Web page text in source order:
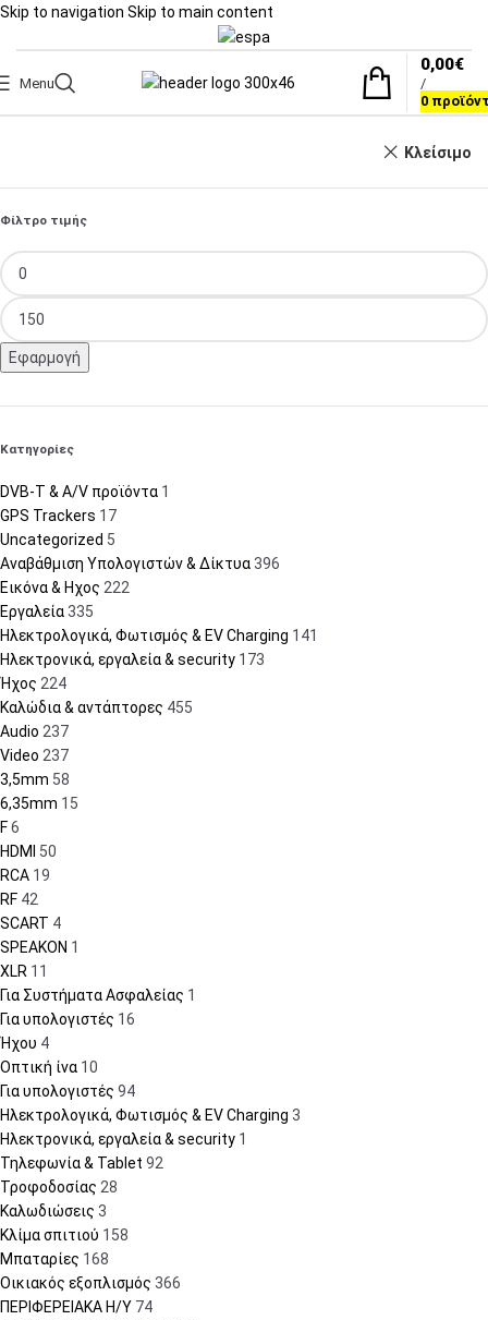
Skip to navigation Skip to main content
Menu
0
/
0,00€
Κλείσιμο
Φίλτρο τιμής
Εφαρμογή
Κατηγορίες
DVB-T & A/V προϊόντα 1
GPS Trackers 17
Uncategorized 5
Αναβάθμιση Υπολογιστών & Δίκτυα 396
Εικόνα & Ηχος 222
Εργαλεία 335
Ηλεκτρολογικά, Φωτισμός & EV Charging 141
Ηλεκτρονικά, εργαλεία & security 173
Ήχος 224
Καλώδια & αντάπτορες 455
Audio 237
Video 237
3,5mm 58
6,35mm 15
F6
HDMI 50
RCA 19
RF 42
SCART 4
SPEAKON 1
XLR 11
Για Συστήματα Ασφαλείας 1
Για υπολογιστές 16
Ήχου 4
Οπτική ίνα 10
Για υπολογιστές 94
Ηλεκτρολογικά, Φωτισμός & EV Charging 3
Ηλεκτρονικά, εργαλεία & security 1
Τηλεφωνία & Tablet 92
Τροφοδοσίας 28
Καλωδιώσεις 3
Κλίμα σπιτιού 158
Μπαταρίες 168
Οικιακός εξοπλισμός 366
ΠΕΡΙΦΕΡΕΙΑΚΑ Η/Υ 74